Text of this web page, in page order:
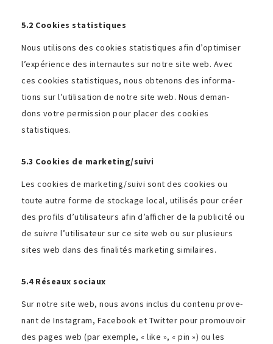
5.2 Cookies statistiques
Nous utili­sons des cookies statis­tiques afin d’optimiser
l’expérience des inter­nautes sur notre site web. Avec
ces cookies statis­tiques, nous obte­nons des infor­ma­
tions sur l’utilisation de notre site web. Nous deman­
dons votre permis­sion pour placer des cookies
statistiques.
5.3 Cookies de marketing/suivi
Les cookies de marketing/suivi sont des cookies ou
toute autre forme de stockage local, utilisés pour créer
des profils d’utilisateurs afin d’afficher de la publi­cité ou
de suivre l’utilisateur sur ce site web ou sur plusieurs
sites web dans des fina­lités marke­ting similaires.
5.4 Réseaux sociaux
Sur notre site web, nous avons inclus du contenu prove­
nant de Instagram, Facebook et Twitter pour promou­voir
des pages web (par exemple, « like », « pin ») ou les